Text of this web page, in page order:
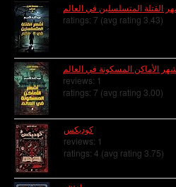
القتلة المتسلسلين في العالم
ratings: 7 (avg rating 3.43)
الأماكن المسكونة في العالم
reviews: 1
ratings: 7 (avg rating 3.00)
كوديكس
reviews: 1
ratings: 4 (avg rating 3.75)